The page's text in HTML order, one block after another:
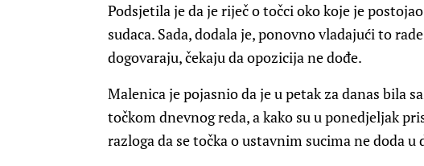
Podsjetila je da je riječ o točci oko koje je
sudaca. Sada, dodala je, ponovno vladajući to
dogovaraju, čekaju da opozicija ne dođe.
Malenica je pojasnio da je u petak za danas bila
točkom dnevnog reda, a kako su u ponedjeljak
razloga da se točka o ustavnim sucima ne doda u